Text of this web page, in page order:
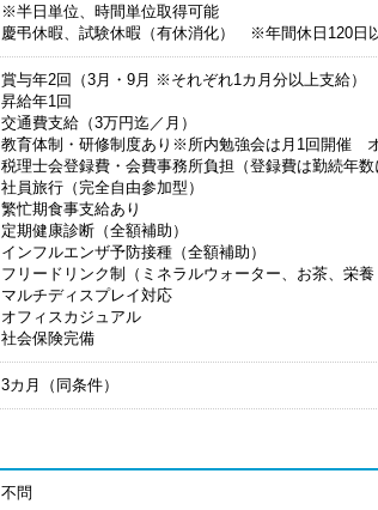
※半日単位、時間単位取得可能
慶弔休暇、試験休暇（有休消化） ※年間休日120日
賞与年2回（3月・9月 ※それぞれ1カ月分以上支給）
昇給年1回
交通費支給（3万円迄／月）
教育体制・研修制度あり※所内勉強会は月1回開催
税理士会登録費・会費事務所負担（登録費は勤続年数
社員旅行（完全自由参加型）
繁忙期食事支給あり
定期健康診断（全額補助）
インフルエンザ予防接種（全額補助）
フリードリンク制（ミネラルウォーター、お茶、栄養
マルチディスプレイ対応
オフィスカジュアル
社会保険完備
3カ月（同条件）
不問